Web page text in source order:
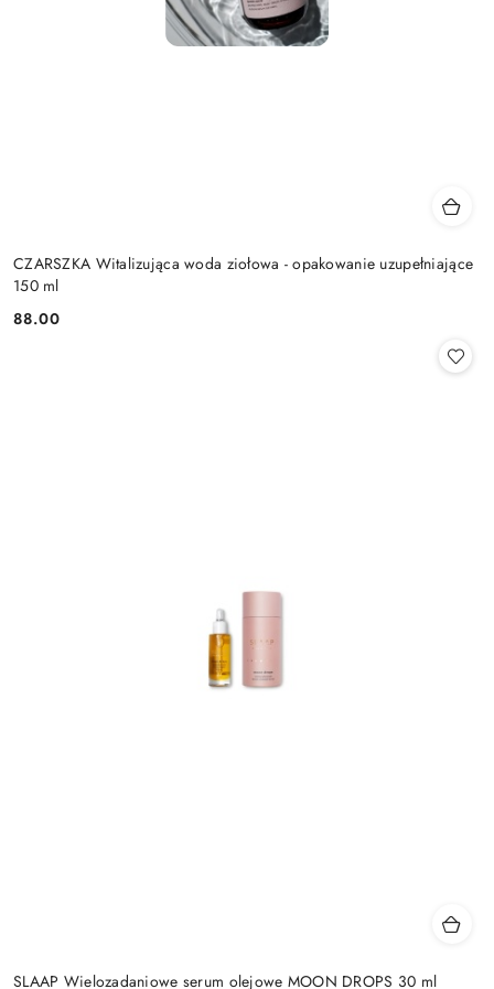
CZARSZKA Witalizująca woda ziołowa - opakowanie uzupełniające
150 ml
Cena:
88.00
SLAAP Wielozadaniowe serum olejowe MOON DROPS 30 ml